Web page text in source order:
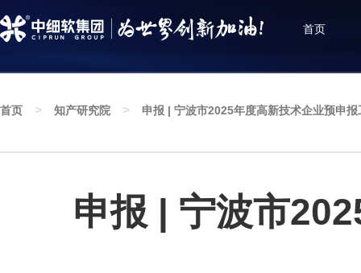
首页
知产研究院
首页 > 知产研究院 > 申报 | 宁波市2025年度高新技术企业预申报
申报 | 宁波市